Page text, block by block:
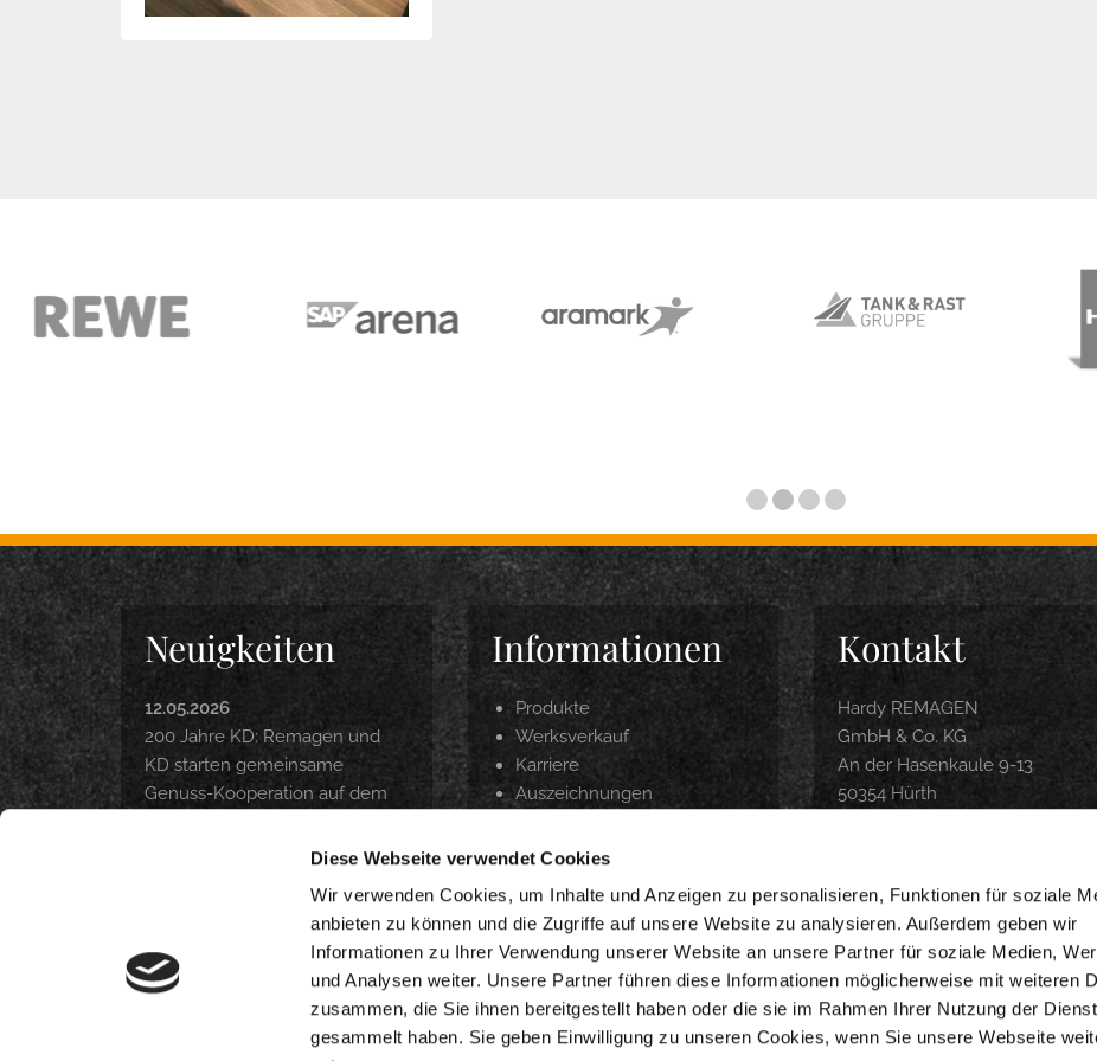
Diese Webseite verwendet Cookies
Wir verwenden Cookies, um Inhalte und Anzeigen zu personalisieren, Funktionen für soziale
anbieten zu können und die Zugriffe auf unsere Website zu analysieren. Außerdem geben wir
Informationen zu Ihrer Verwendung unserer Website an unsere Partner für soziale Medien,
und Analysen weiter. Unsere Partner führen diese Informationen möglicherweise mit weiteren
zusammen, die Sie ihnen bereitgestellt haben oder die sie im Rahmen Ihrer Nutzung der
gesammelt haben. Sie geben Einwilligung zu unseren Cookies, wenn Sie unsere Webseite
Neuigkeiten
12.05.2026
200 Jahre KD: Remagen und
KD starten gemeinsame
Genuss-Kooperation auf dem
Langfristig Qualität unter
18.03.2026
DANKE. INTERNORGA 2026
Informationen
Produkte
Werksverkauf
Karriere
Auszeichnungen
Zubereitungsempfehlung
Kontakt
Hardy REMAGEN
GmbH & Co. KG
An der Hasenkaule 9-13
50354 Hürth
WERKSVERKAUF
Montag-Freitag 9-18 Uhr
Samstag 8-14 Uhr